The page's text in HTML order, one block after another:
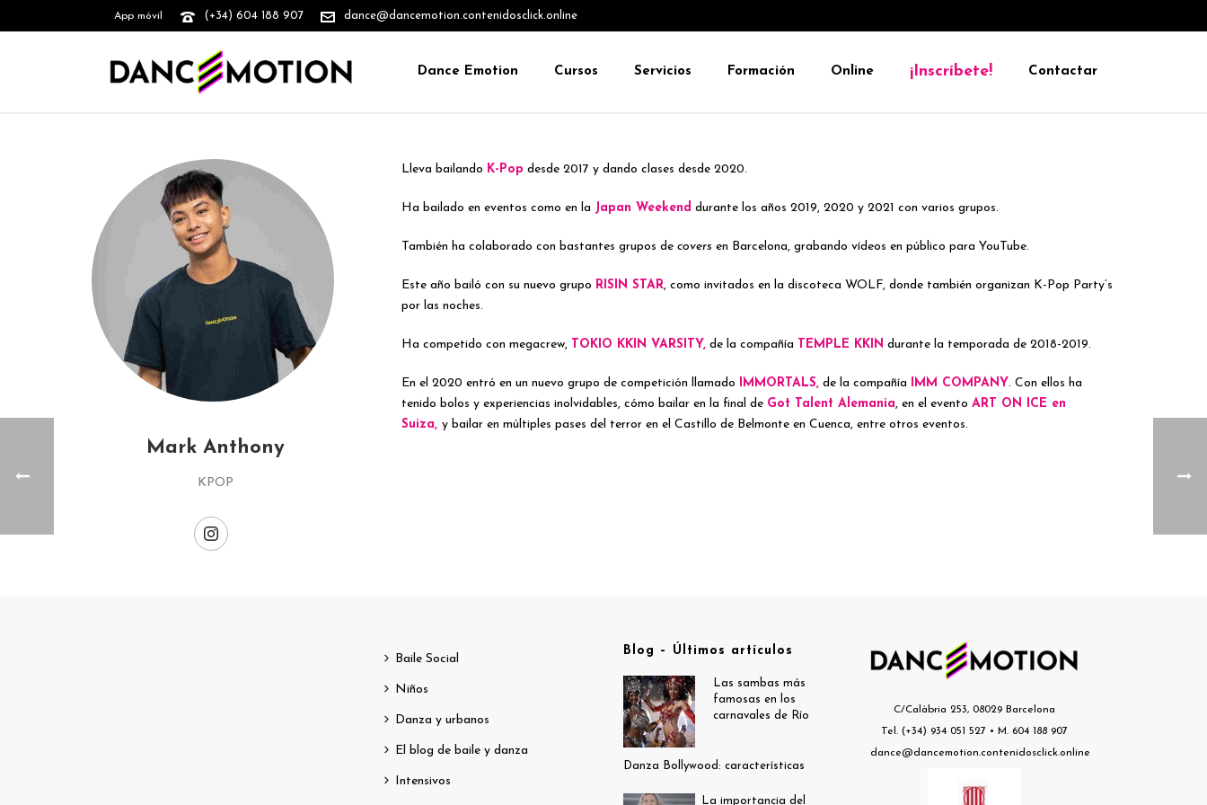
App móvil (+34) 604 188 907 dance@dancemotion.contenidosclick.online
Dance Emotion Cursos Servicios Formación Online ¡Inscríbete! Contactar
Mark Anthony
KPOP
Lleva bailando K-Pop desde 2017 y dando clases desde 2020.
Ha bailado en eventos como en la Japan Weekend durante los años 2019, 2020 y 2021 con varios grupos.
También ha colaborado con bastantes grupos de covers en Barcelona, grabando vídeos en público para YouTube.
Este año bailó con su nuevo grupo RISIN STAR, como invitados en la discoteca WOLF, donde también organizan K-Pop Party’s
por las noches.
Ha competido con megacrew, TOKIO KKIN VARSITY, de la compañía TEMPLE KKIN durante la temporada de 2018-2019.
En el 2020 entró en un nuevo grupo de competición llamado IMMORTALS, de la compañía IMM COMPANY. Con ellos ha
tenido bolos y experiencias inolvidables, cómo bailar en la final de Got Talent Alemania, en el evento ART ON ICE en
Suiza, y bailar en múltiples pases del terror en el Castillo de Belmonte en Cuenca, entre otros eventos.
Baile Social
Niños
Danza y urbanos
El blog de baile y danza
Intensivos
Blog – Últimos artículos
Las sambas más
famosas en los
carnavales de Río
Danza Bollywood: características
La importancia del
C/Calàbria 253, 08029 Barcelona
Tel. (+34) 934 051 527 • M. 604 188 907
dance@dancemotion.contenidosclick.online